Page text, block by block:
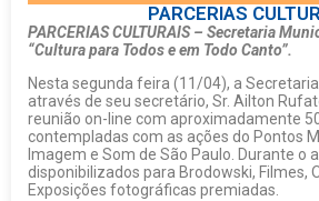
PARCERIAS
PARCERIAS CULTURAIS – Secretaria
“Cultura para Todos e em Todo Canto”.
Nesta segunda feira (11/04), a
através de seu secretário, Sr. Ailton
reunião on-line com aproximadamente
contempladas com as ações do Pontos
Imagem e Som de São Paulo. Durante o
disponibilizados para Brodowski, Filmes,
Exposições fotográficas premiadas.